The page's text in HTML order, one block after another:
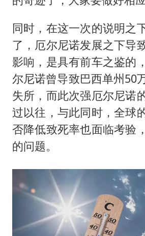
同时，在这一次的说明之
了，厄尔尼诺发展之下导
影响，是具有前车之鉴的
尔尼诺曾导致巴西单州50
失所，而此次强厄尔尼诺
过以往，与此同时，全球
否降低致死率也面临考验
的问题。